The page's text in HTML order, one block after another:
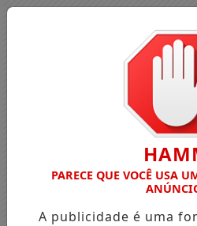
PARECE QUE VOCÊ USA
A publicidade é uma